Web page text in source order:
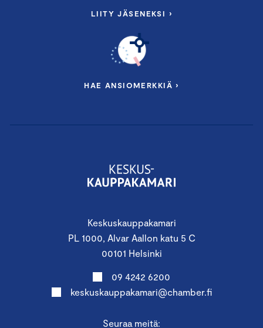
Keskuskauppakamari
PL 1000, Alvar Aallon katu 5 C
00101 Helsinki
09 4242 6200
keskuskauppakamari@chamber.fi
Seuraa meitä:
LIITY JÄSENEKSI ›
HAE ANSIOMERKKIÄ ›